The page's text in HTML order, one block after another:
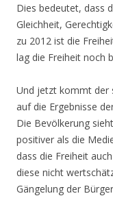
Dies bedeutet, dass
Gleichheit,
zu 2012 ist die
lag die Freiheit noch
Und jetzt kommt der
auf die Ergebnisse
Die Bevölkerung
positiver als die
dass die Freiheit
diese nicht
Gängelung der